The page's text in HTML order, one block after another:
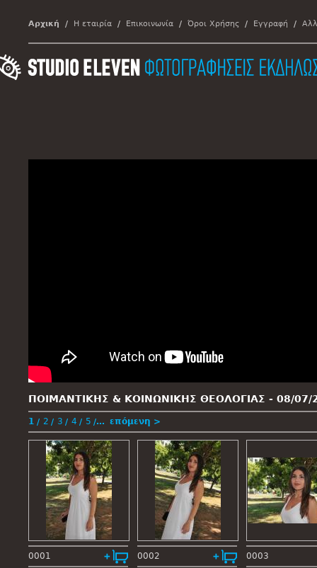
Αρχική Η εταιρία Επικοινωνία Όροι Χρήσης Εγγραφή
ΠΟΙΜΑΝΤΙΚΗΣ & ΚΟΙΝΩΝΙΚΗΣ ΘΕΟΛΟΓΙΑΣ - 08/07/
1 2 3 4 5 … επόμενη >
0001 0002 0003